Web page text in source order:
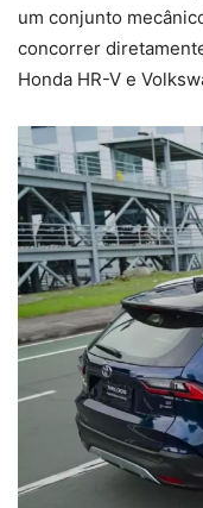
um conjunto
concorrer
Honda HR-V e